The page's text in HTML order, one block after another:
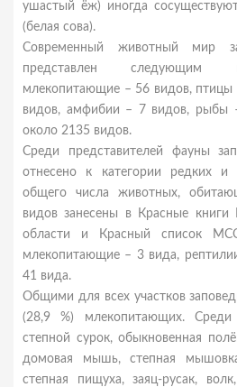
ушастый ёж) иногда
(белая сова).
Современный животный мир
представлен следующим
млекопитающие – 56 видов, птицы
видов, амфибии – 7 видов, рыбы
около 2135 видов.
Среди представителей фауны
отнесено к категории редких
общего числа животных,
видов занесены в Красные книги
области и Красный список
млекопитающие – 3 вида,
41 вида.
Общими для всех участков
(28,9 %) млекопитающих.
степной сурок, обыкновенная
домовая мышь, степная
степная пищуха, заяц-русак,